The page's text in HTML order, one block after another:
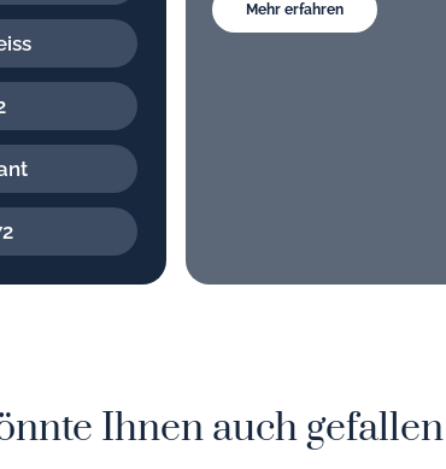
Mehr erfahren
Ihnen auch